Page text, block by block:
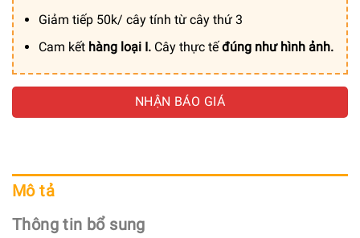
Giảm tiếp 50k/ cây tính từ cây thứ 3
Cam kết hàng loại I. Cây thực tếđúng như hình ảnh.
NHẬN BÁO GIÁ
Mô tả
Thông tin bổ sung